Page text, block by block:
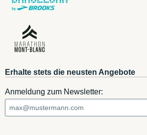
Erhalte stets die neusten Angebote
Anmeldung zum Newsletter: